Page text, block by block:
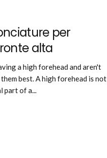
per
alta
a high forehead and aren't
best. A high forehead is not
of a...